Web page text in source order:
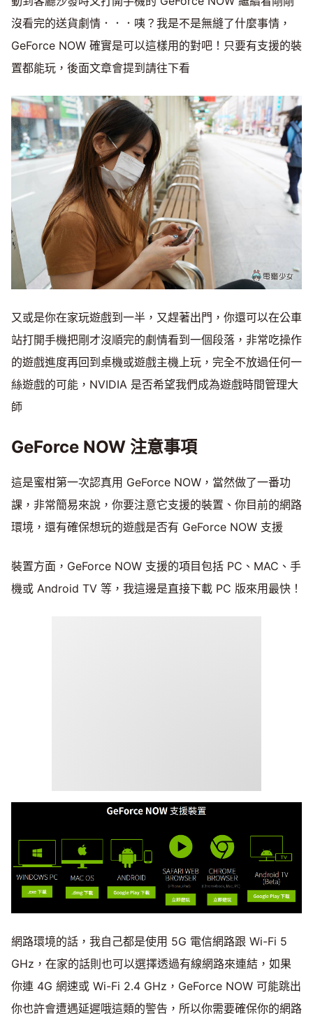
沒看完的送貨劇情．．．咦？我是不是無縫了什麼事情，
GeForce NOW 確實是可以這樣用的對吧！只要有支援的裝
置都能玩，後面文章會提到請往下看
又或是你在家玩遊戲到一半，又趕著出門，你還可以在公車
站打開手機把剛才沒順完的劇情看到一個段落，非常吃操作
的遊戲進度再回到桌機或遊戲主機上玩，完全不放過任何一
絲遊戲的可能，NVIDIA 是否希望我們成為遊戲時間管理大
師
GeForce NOW 注意事項
這是蜜柑第一次認真用 GeForce NOW，當然做了一番功
課，非常簡易來說，你要注意它支援的裝置、你目前的網路
環境，還有確保想玩的遊戲是否有 GeForce NOW 支援
裝置方面，GeForce NOW 支援的項目包括 PC、MAC、手
機或 Android TV 等，我這邊是直接下載 PC 版來用最快！
網路環境的話，我自己都是使用 5G 電信網路跟 Wi-Fi 5
GHz，在家的話則也可以選擇透過有線網路來連結，如果
你連 4G 網速或 Wi-Fi 2.4 GHz，GeForce NOW 可能跳出
你也許會遭遇延遲哦這類的警告，所以你需要確保你的網路